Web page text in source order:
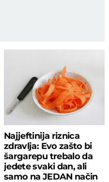
Najjeftinija riznica
zdravlja: Evo zašto bi
šargarepu trebalo da
jedete svaki dan, ali
samo na JEDAN način